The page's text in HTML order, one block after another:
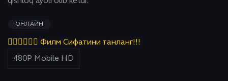
ОНЛАЙН
👇🏻👇🏻👇🏻 Филм Сифатини танланг!!!